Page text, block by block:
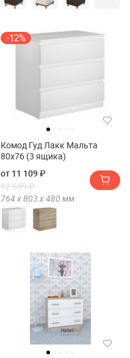
-12%
Комод Гуд Лакк Мальта
80х76 (3 ящика)
от 11 109 ₽
12 649 ₽
764 х803 х480 мм